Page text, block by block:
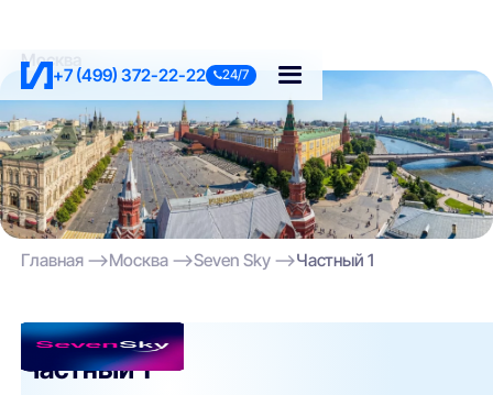
+7 (499) 372-22-22 24/7
Москва
Главная Москва Seven Sky Частный 1
Seven Sky
Частный 1